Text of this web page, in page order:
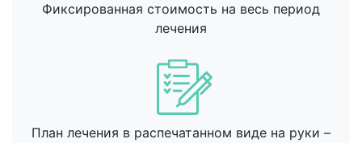
Фиксированная стоимость на весь период
лечения
План лечения в распечатанном виде на руки –